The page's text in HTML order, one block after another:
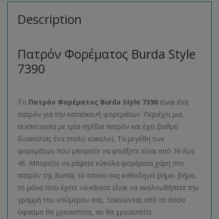
Description
Πατρόν Φορέματος Burda Style
7390
Το Πατρόν Φορέματος Burda Style 7390 είναι ένα
πατρόν για την κατασκευή φορεμάτων. Περιέχει μια
συσκευασία με τρία σχέδια πατρόν και έχει βαθμό
δυσκολίας ένα (πολύ εύκολο). Τα μεγέθη των
φορεμάτων που μπορείτε να φτιάξετε είναι από 36 έως
46. Μπορείτε να ράψετε εύκολα φορέματα χάρη στο
πατρόν της Burda, το οποίο σας καθοδηγεί βήμα- βήμα,
το μόνο που έχετε να κάνετε είναι να ακολουθήσετε την
γραμμή του νούμερου σας. Ξεκινώντας από το πόσο
ύφασμα θα χρειαστείτε, αν θα χρειαστείτε